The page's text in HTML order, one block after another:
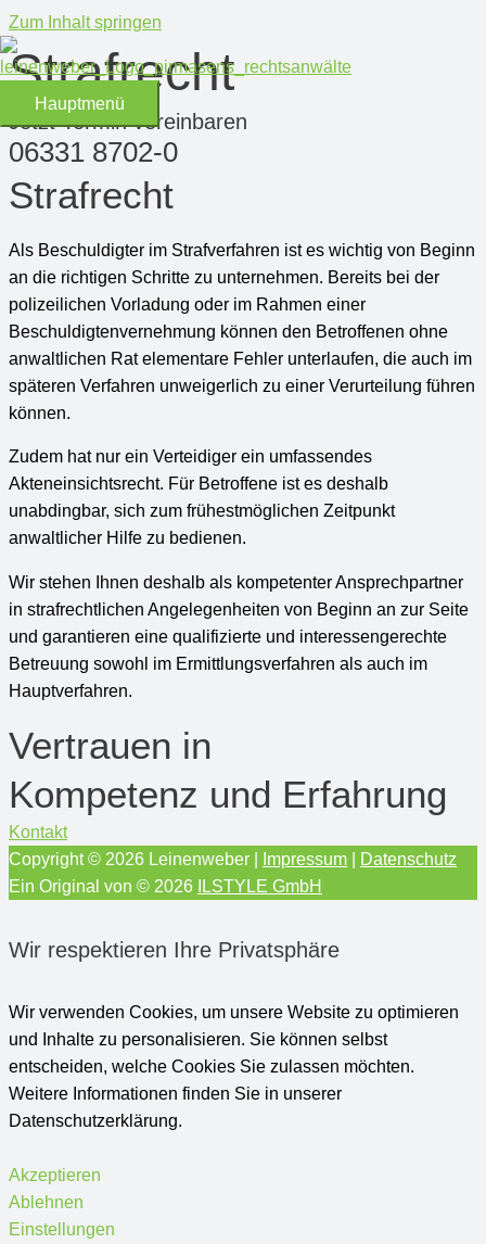
Zum Inhalt springen
Hauptmenü
Strafrecht
Jetzt Termin vereinbaren
06331 8702-0
Strafrecht
Als Beschuldigter im Strafverfahren ist es wichtig von Beginn
an die richtigen Schritte zu unternehmen. Bereits bei der
polizeilichen Vorladung oder im Rahmen einer
Beschuldigtenvernehmung können den Betroffenen ohne
anwaltlichen Rat elementare Fehler unterlaufen, die auch im
späteren Verfahren unweigerlich zu einer Verurteilung führen
können.
Zudem hat nur ein Verteidiger ein umfassendes
Akteneinsichtsrecht. Für Betroffene ist es deshalb
unabdingbar, sich zum frühestmöglichen Zeitpunkt
anwaltlicher Hilfe zu bedienen.
Wir stehen Ihnen deshalb als kompetenter Ansprechpartner
in strafrechtlichen Angelegenheiten von Beginn an zur Seite
und garantieren eine qualifizierte und interessengerechte
Betreuung sowohl im Ermittlungsverfahren als auch im
Hauptverfahren.
Vertrauen in
Kompetenz und Erfahrung
Kontakt
Copyright © 2026 Leinenweber Impressum
Datenschutz
Ein Original von © 2026
ILSTYLE GmbH
Wir respektieren Ihre Privatsphäre
Wir verwenden Cookies, um unsere Website zu optimieren
und Inhalte zu personalisieren. Sie können selbst
entscheiden, welche Cookies Sie zulassen möchten.
Weitere Informationen finden Sie in unserer
Datenschutzerklärung.
Akzeptieren
Ablehnen
Einstellungen